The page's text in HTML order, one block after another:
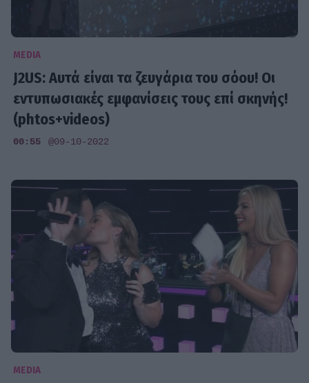
MEDIA
J2US: Αυτά είναι τα ζευγάρια του σόου! Οι
εντυπωσιακές εμφανίσεις τους επί σκηνής!
(phtos+videos)
00:55 @09-10-2022
MEDIA